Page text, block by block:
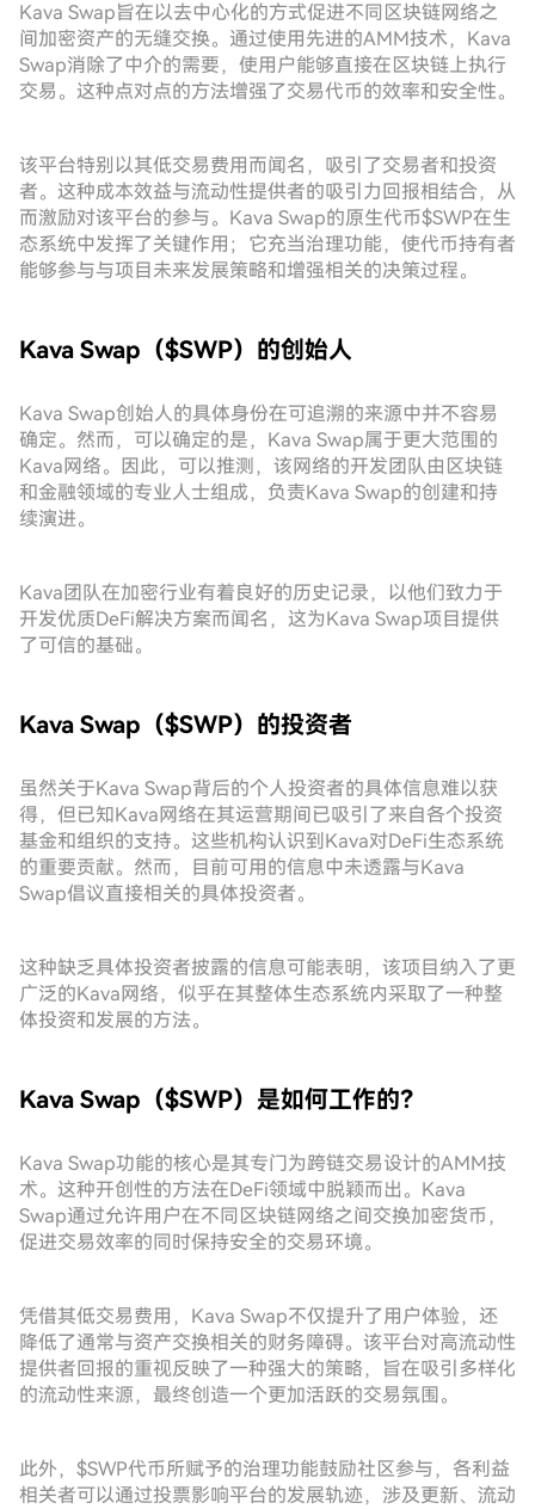
Kava Swap旨在以去中心化的方式促进不同区块链网络之
间加密资产的无缝交换。通过使用先进的AMM技术，Kava
Swap消除了中介的需要，使用户能够直接在区块链上执行
交易。这种点对点的方法增强了交易代币的效率和安全性。
该平台特别以其低交易费用而闻名，吸引了交易者和投资
者。这种成本效益与流动性提供者的吸引力回报相结合，从
而激励对该平台的参与。Kava Swap的原生代币$SWP在生
态系统中发挥了关键作用；它充当治理功能，使代币持有者
能够参与与项目未来发展策略和增强相关的决策过程。
Kava Swap（$SWP）的创始人
Kava Swap创始人的具体身份在可追溯的来源中并不容易
确定。然而，可以确定的是，Kava Swap属于更大范围的
Kava网络。因此，可以推测，该网络的开发团队由区块链
和金融领域的专业人士组成，负责Kava Swap的创建和持
续演进。
Kava团队在加密行业有着良好的历史记录，以他们致力于
开发优质DeFi解决方案而闻名，这为Kava Swap项目提供
了可信的基础。
Kava Swap（$SWP）的投资者
虽然关于Kava Swap背后的个人投资者的具体信息难以获
得，但已知Kava网络在其运营期间已吸引了来自各个投资
基金和组织的支持。这些机构认识到Kava对DeFi生态系统
的重要贡献。然而，目前可用的信息中未透露与Kava
Swap倡议直接相关的具体投资者。
这种缺乏具体投资者披露的信息可能表明，该项目纳入了更
广泛的Kava网络，似乎在其整体生态系统内采取了一种整
体投资和发展的方法。
Kava Swap（$SWP）是如何工作的？
Kava Swap功能的核心是其专门为跨链交易设计的AMM技
术。这种开创性的方法在DeFi领域中脱颖而出。Kava
Swap通过允许用户在不同区块链网络之间交换加密货币，
促进交易效率的同时保持安全的交易环境。
凭借其低交易费用，Kava Swap不仅提升了用户体验，还
降低了通常与资产交换相关的财务障碍。该平台对高流动性
提供者回报的重视反映了一种强大的策略，旨在吸引多样化
的流动性来源，最终创造一个更加活跃的交易氛围。
此外，$SWP代币所赋予的治理功能鼓励社区参与，各利益
相关者可以通过投票影响平台的发展轨迹，涉及更新、流动